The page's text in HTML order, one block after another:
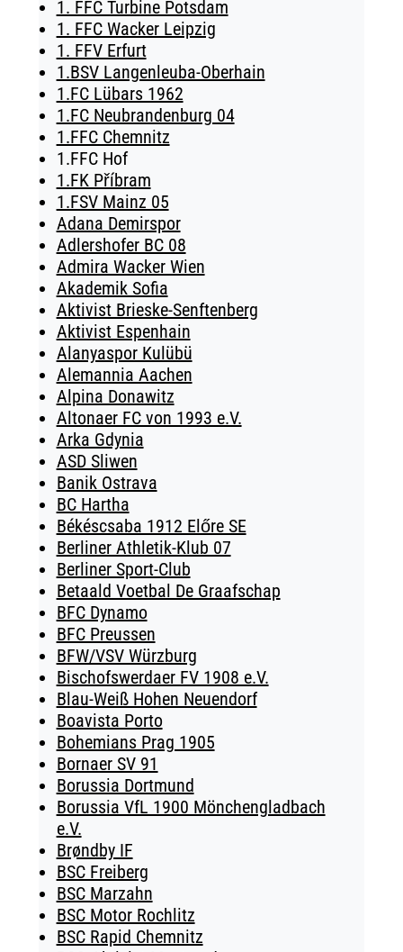
1. FFC Turbine Potsdam
1. FFC Wacker Leipzig
1. FFV Erfurt
1.BSV Langenleuba-Oberhain
1.FC Lübars 1962
1.FC Neubrandenburg 04
1.FFC Chemnitz
1.FFC Hof
1.FK Příbram
1.FSV Mainz 05
Adana Demirspor
Adlershofer BC 08
Admira Wacker Wien
Akademik Sofia
Aktivist Brieske-Senftenberg
Aktivist Espenhain
Alanyaspor Kulübü
Alemannia Aachen
Alpina Donawitz
Altonaer FC von 1993 e.V.
Arka Gdynia
ASD Sliwen
Banik Ostrava
BC Hartha
Békéscsaba 1912 Előre SE
Berliner Athletik-Klub 07
Berliner Sport-Club
Betaald Voetbal De Graafschap
BFC Dynamo
BFC Preussen
BFW/VSV Würzburg
Bischofswerdaer FV 1908 e.V.
Blau-Weiß Hohen Neuendorf
Boavista Porto
Bohemians Prag 1905
Bornaer SV 91
Borussia Dortmund
Borussia VfL 1900 Mönchengladbach
e.V.
Brøndby IF
BSC Freiberg
BSC Marzahn
BSC Motor Rochlitz
BSC Rapid Chemnitz